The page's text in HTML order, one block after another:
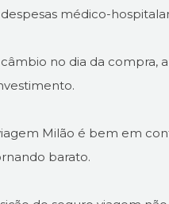
médico-
no dia da compra,
Milão é bem em
barato.